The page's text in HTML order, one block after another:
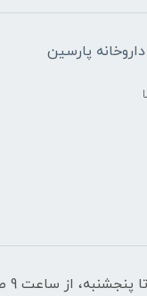
پارسین
از ساعت 9 صبح الی 7 شب پاسخگوی شما هستیم